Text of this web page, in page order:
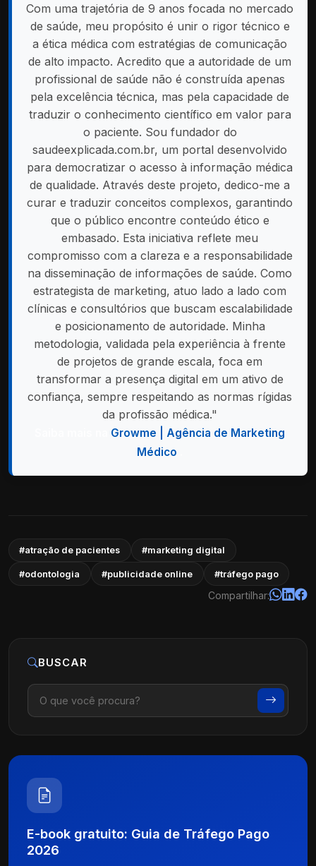
Com uma trajetória de 9 anos focada no mercado
de saúde, meu propósito é unir o rigor técnico e
a ética médica com estratégias de comunicação
de alto impacto. Acredito que a autoridade de um
profissional de saúde não é construída apenas
pela excelência técnica, mas pela capacidade de
traduzir o conhecimento científico em valor para
o paciente. Sou fundador do
saudeexplicada.com.br, um portal desenvolvido
para democratizar o acesso à informação médica
de qualidade. Através deste projeto, dedico-me a
curar e traduzir conceitos complexos, garantindo
que o público encontre conteúdo ético e
embasado. Esta iniciativa reflete meu
compromisso com a clareza e a responsabilidade
na disseminação de informações de saúde. Como
estrategista de marketing, atuo lado a lado com
clínicas e consultórios que buscam escalabilidade
e posicionamento de autoridade. Minha
metodologia, validada pela experiência à frente
de projetos de grande escala, foca em
transformar a presença digital em um ativo de
confiança, sempre respeitando as normas rígidas
da profissão médica."
Growme | Agência de Marketing
Médico
#atração de pacientes #marketing digital
#odontologia #publicidade online #tráfego pago
Compartilhar:
BUSCAR
E-book gratuito: Guia de Tráfego Pago
2026